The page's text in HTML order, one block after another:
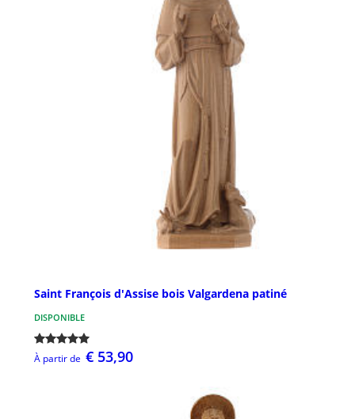
Saint François d'Assise bois Valgardena patiné
DISPONIBLE
À partir de € 53,90